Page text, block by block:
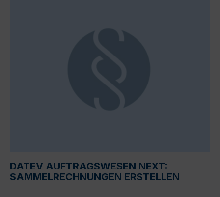
DATEV AUFTRAGSWESEN NEXT:
SAMMELRECHNUNGEN ERSTELLEN